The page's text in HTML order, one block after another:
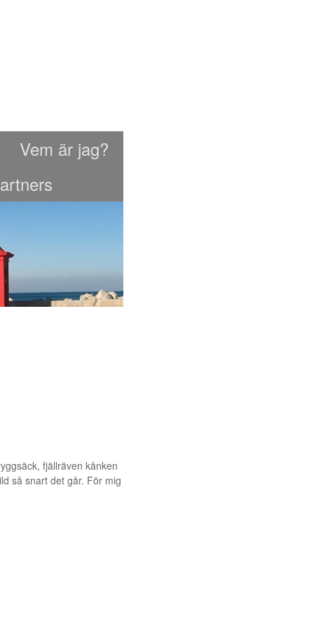
Vem är jag?
fjällräven kånken
så snart det går. För mig